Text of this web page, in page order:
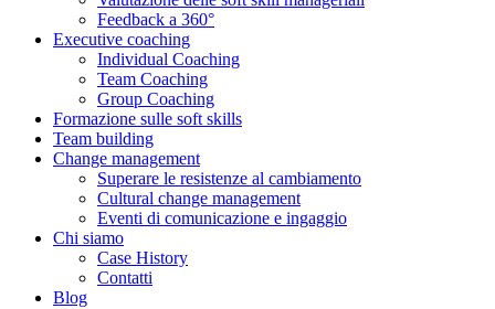
Feedback a 360°
Executive coaching
Individual Coaching
Team Coaching
Group Coaching
Formazione sulle soft skills
Team building
Change management
Superare le resistenze al cambiamento
Cultural change management
Eventi di comunicazione e ingaggio
Chi siamo
Case History
Contatti
Blog